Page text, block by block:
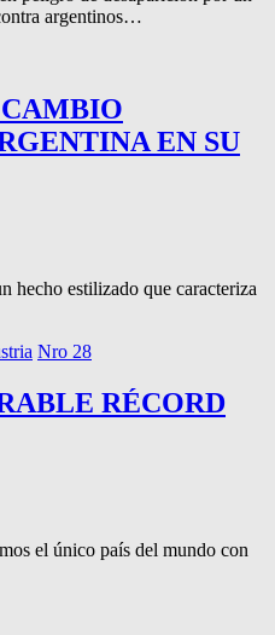
argentinos…
EN SU
hecho estilizado que caracteriza
Nro 28
RÉCORD
el único país del mundo con